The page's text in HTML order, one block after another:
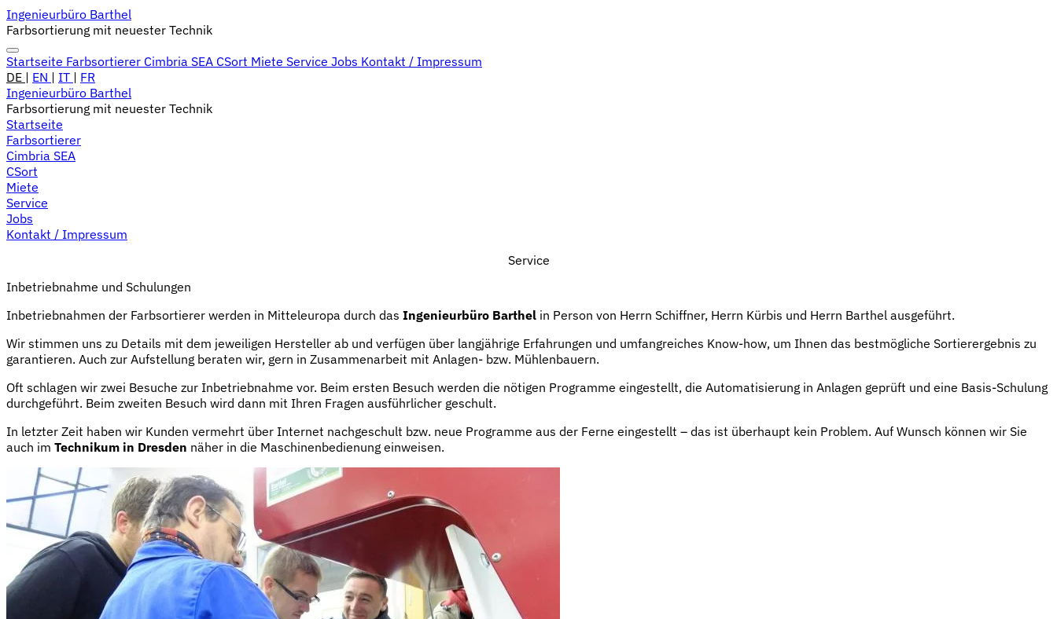
Ingenieurbüro Barthel
Farbsortierung mit neuester Technik
Startseite Farbsortierer Cimbria SEA CSort Miete Service Jobs Kontakt / Impressum
DE | EN | IT | FR
Ingenieurbüro Barthel
Farbsortierung mit neuester Technik
Startseite
Farbsortierer
Cimbria SEA
CSort
Miete
Service
Jobs
Kontakt / Impressum
Service
Inbetriebnahme und Schulungen
Inbetriebnahmen der Farbsortierer werden in Mitteleuropa durch das Ingenieurbüro Barthel in Person von Herrn Schiffner, Herrn Kürbis und Herrn Barthel ausgeführt.
Wir stimmen uns zu Details mit dem jeweiligen Hersteller ab und verfügen über langjährige Erfahrungen und umfangreiches Know-how, um Ihnen das bestmögliche Sortierergebnis zu
garantieren. Auch zur Aufstellung beraten wir, gern in Zusammenarbeit mit Anlagen- bzw. Mühlenbauern.
Oft schlagen wir zwei Besuche zur Inbetriebnahme vor. Beim ersten Besuch werden die nötigen Programme eingestellt, die Automatisierung in Anlagen geprüft und eine Basis-Schulung
durchgeführt. Beim zweiten Besuch wird dann mit Ihren Fragen ausführlicher geschult.
In letzter Zeit haben wir Kunden vermehrt über Internet nachgeschult bzw. neue Programme aus der Ferne eingestellt – das ist überhaupt kein Problem. Auf Wunsch können wir Sie
auch im Technikum in Dresden näher in die Maschinenbedienung einweisen.